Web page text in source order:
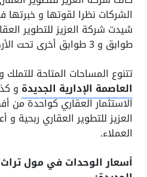
الشركات نظرا لقوتها و
طوابق و 3 طوابق أخرى تحت الأرض.
تتنوع المساحات المتاحة للتملك
العاصمة الإدارية الجديدة و
الاستثمار العقاري كواحدة
العزيز للتطوير العقاري ربحية و
العملاء.
أسعار الوحدات في مول تراث